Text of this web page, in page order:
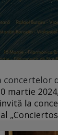
concertelor
martie
la